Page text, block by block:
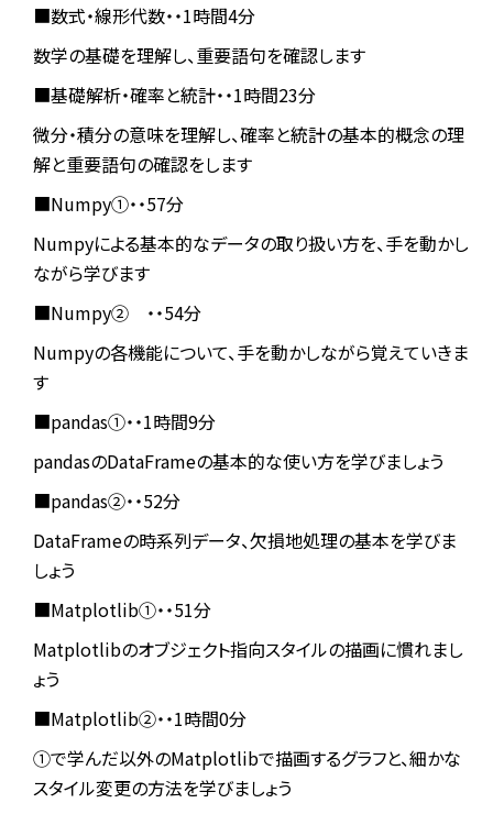
■数式・線形代数・・1時間4分
数学の基礎を理解し、重要語句を確認します
■基礎解析・確率と統計・・1時間23分
微分・積分の意味を理解し、確率と統計の基本的概念の理
解と重要語句の確認をします
■Numpy①・・57分
Numpyによる基本的なデータの取り扱い方を、手を動かし
ながら学びます
■Numpy② ・・54分
Numpyの各機能について、手を動かしながら覚えていきま
す
■pandas①・・1時間9分
pandasのDataFrameの基本的な使い方を学びましょう
■pandas②・・52分
DataFrameの時系列データ、欠損地処理の基本を学びま
しょう
■Matplotlib①・・51分
Matplotlibのオブジェクト指向スタイルの描画に慣れまし
ょう
■Matplotlib②・・1時間0分
①で学んだ以外のMatplotlibで描画するグラフと、細かな
スタイル変更の方法を学びましょう